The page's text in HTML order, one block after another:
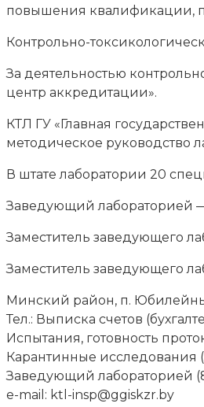
повышения квалификации,
Контрольно-
За деятельностью
центр аккредитации».
КТЛ ГУ «Главная
методическое руководство
В штате лаборатории 20
Заведующий лабораторией
Заместитель заведующего
Заместитель заведующего
Минский район, п.
Тел.: Выписка счетов
Испытания, готовность
Карантинные исследования
Заведующий лабораторией
e-mail: ktl-insp@ggiskzr.by